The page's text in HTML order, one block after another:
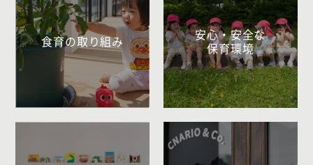
食育の取り組み
安心・安全な
保育環境